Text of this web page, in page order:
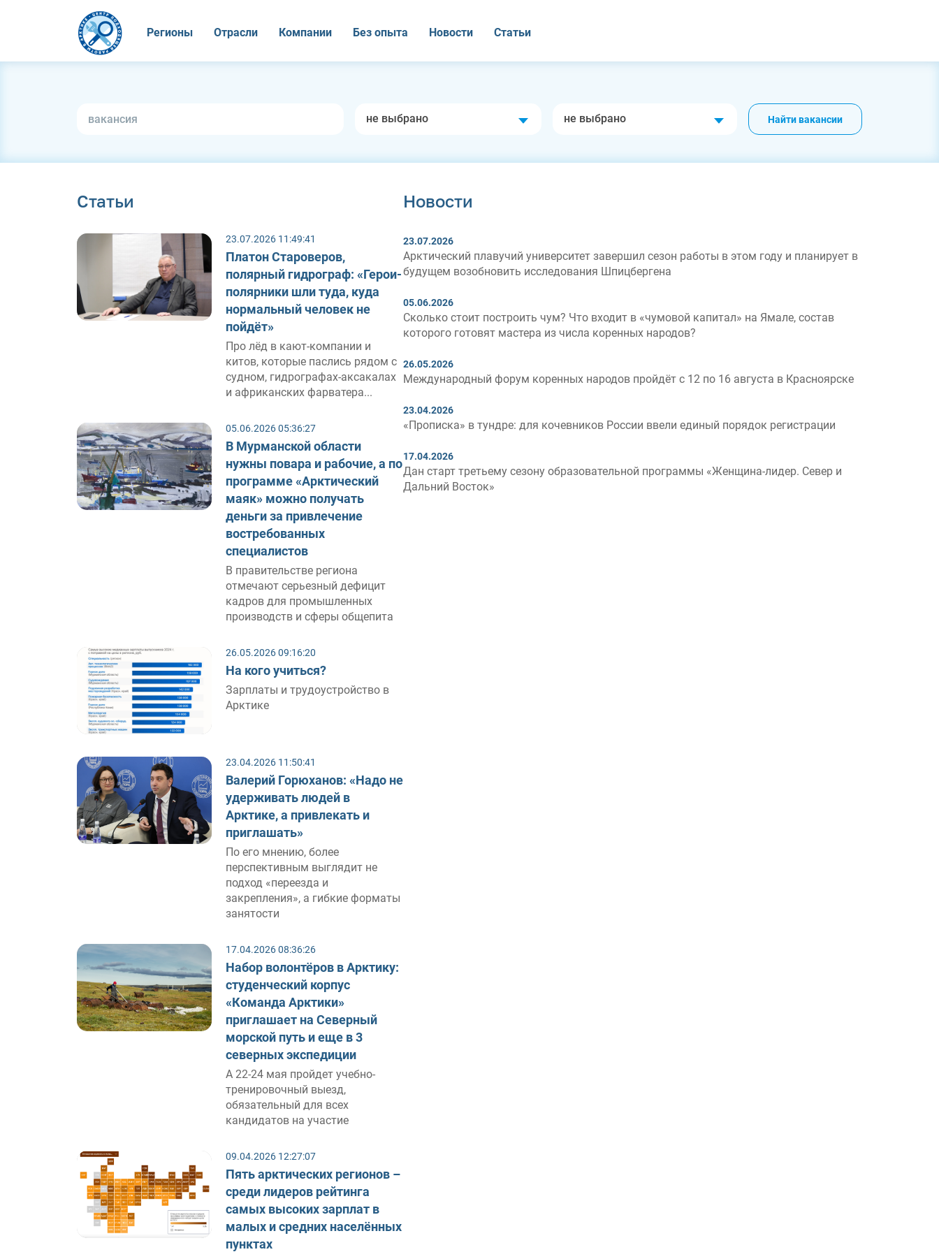
Регионы Отрасли Компании Без опыта Новости Статьи
не выбрано не выбрано Найти вакансии
Статьи
23.07.2026 11:49:41
Платон Староверов,
полярный гидрограф: «Герои-
полярники шли туда, куда
нормальный человек не
пойдёт»
Про лёд в кают-компании и
китов, которые паслись рядом с
судном, гидрографах-аксакалах
и африканских фарватера...
05.06.2026 05:36:27
В Мурманской области
нужны повара и рабочие, а по
программе «Арктический
маяк» можно получать
деньги за привлечение
востребованных
специалистов
В правительстве региона
отмечают серьезный дефицит
кадров для промышленных
производств и сферы общепита
26.05.2026 09:16:20
На кого учиться?
Зарплаты и трудоустройство в
Арктике
23.04.2026 11:50:41
Валерий Горюханов: «Надо не
удерживать людей в
Арктике, а привлекать и
приглашать»
По его мнению, более
перспективным выглядит не
подход «переезда и
закрепления», а гибкие форматы
занятости
17.04.2026 08:36:26
Набор волонтёров в Арктику:
студенческий корпус
«Команда Арктики»
приглашает на Северный
морской путь и еще в 3
северных экспедиции
А 22-24 мая пройдет учебно-
тренировочный выезд,
обязательный для всех
кандидатов на участие
09.04.2026 12:27:07
Пять арктических регионов –
среди лидеров рейтинга
самых высоких зарплат в
малых и средних населённых
пунктах
Новости
23.07.2026
Арктический плавучий университет завершил сезон работы в этом году и планирует в
будущем возобновить исследования Шпицбергена
05.06.2026
Сколько стоит построить чум? Что входит в «чумовой капитал» на Ямале, состав
которого готовят мастера из числа коренных народов?
26.05.2026
Международный форум коренных народов пройдёт с 12 по 16 августа в Красноярске
23.04.2026
«Прописка» в тундре: для кочевников России ввели единый порядок регистрации
17.04.2026
Дан старт третьему сезону образовательной программы «Женщина-лидер. Север и
Дальний Восток»